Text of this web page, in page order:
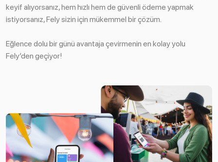
keyif alıyorsanız, hem hızlı hem de güvenli ödeme yapmak
istiyorsanız, Fely sizin için mükemmel bir çözüm.
Eğlence dolu bir günü avantaja çevirmenin en kolay yolu
Fely’den geçiyor!